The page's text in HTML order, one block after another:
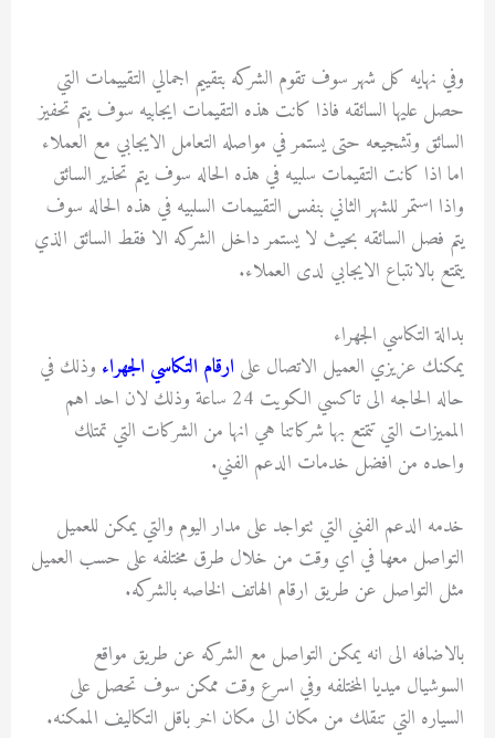
وفي نهايه كل شهر سوف تقوم الشركه بتقييم اجمالي التقييمات التي
حصل عليها السائقه فاذا كانت هذه التقيمات ايجابيه سوف يتم تحفيز
السائق وتشجيعه حتى يستمر في مواصله التعامل الايجابي مع العملاء
اما اذا كانت التقيمات سلبيه في هذه الحاله سوف يتم تحذير السائق
واذا استمر للشهر الثاني بنفس التقييمات السلبيه في هذه الحاله سوف
يتم فصل السائقه بحيث لا يستمر داخل الشركه الا فقط السائق الذي
يتمتع بالانتباع الايجابي لدى العملاء.
بدالة التكاسي الجهراء
يمكنك عزيزي العميل الاتصال على ارقام التكاسي الجهراء وذلك في
حاله الحاجه الى تاكسي الكويت 24 ساعة وذلك لان احد اهم
المميزات التي تتمتع بها شركاتنا هي انها من الشركات التي تمتلك
واحده من افضل خدمات الدعم الفني.
خدمه الدعم الفني التي تتواجد على مدار اليوم والتي يمكن للعميل
التواصل معها في اي وقت من خلال طرق مختلفه على حسب العميل
مثل التواصل عن طريق ارقام الهاتف الخاصه بالشركه.
بالاضافه الى انه يمكن التواصل مع الشركه عن طريق مواقع
السوشيال ميديا المختلفه وفي اسرع وقت ممكن سوف تحصل على
السياره التي تنقلك من مكان الى مكان اخر باقل التكاليف الممكنه.